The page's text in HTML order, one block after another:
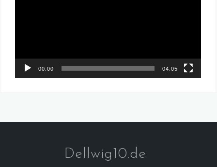
00:00 04:05
Dellwig10.de